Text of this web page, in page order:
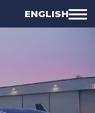
ENGLISH